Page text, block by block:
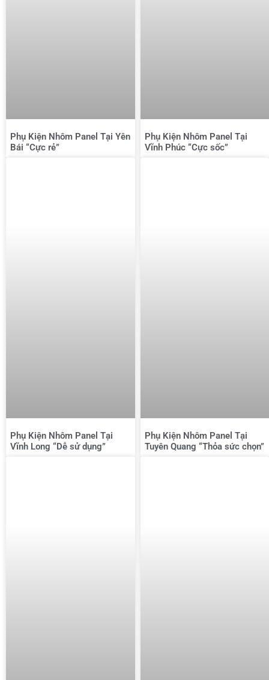
Phụ Kiện Nhôm Panel Tại Yên
Bái “Cực rẻ”
Phụ Kiện Nhôm Panel Tại
Vĩnh Phúc “Cực sốc”
Phụ Kiện Nhôm Panel Tại
Vĩnh Long “Dễ sử dụng”
Phụ Kiện Nhôm Panel Tại
Tuyên Quang “Thỏa sức chọn”